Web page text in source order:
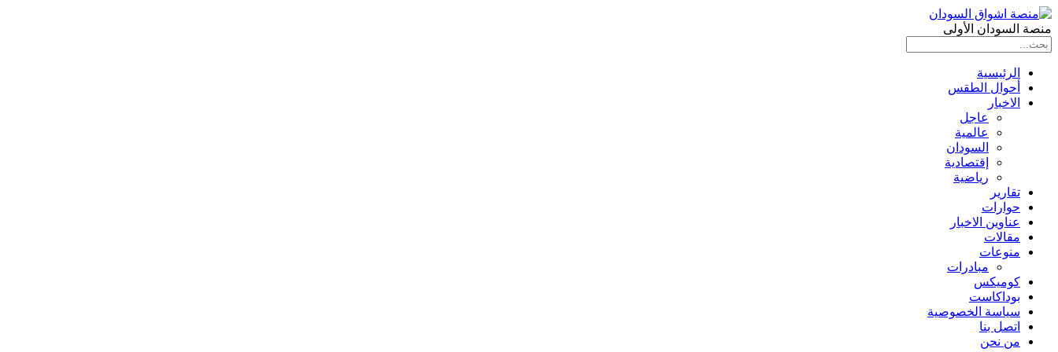
منصة السودان الأولى
الرئيسية
أحوال الطقس
الاخبار
عاجل
عالمية
السودان
إقتصادية
رياضية
تقارير
حوارات
عناوين الاخبار
مقالات
منوعات
مبادرات
كوميكس
بوداكاست
سياسة الخصوصية
اتصل بنا
من نحن